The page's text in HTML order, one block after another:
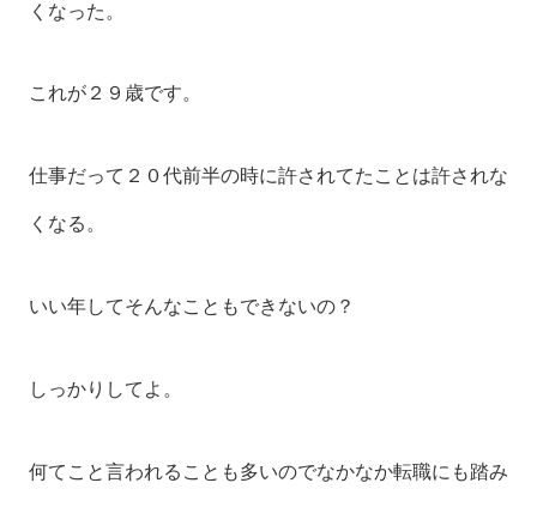
くなった。
これが２９歳です。
仕事だって２０代前半の時に許されてたことは許されな
くなる。
いい年してそんなこともできないの？
しっかりしてよ。
何てこと言われることも多いのでなかなか転職にも踏み